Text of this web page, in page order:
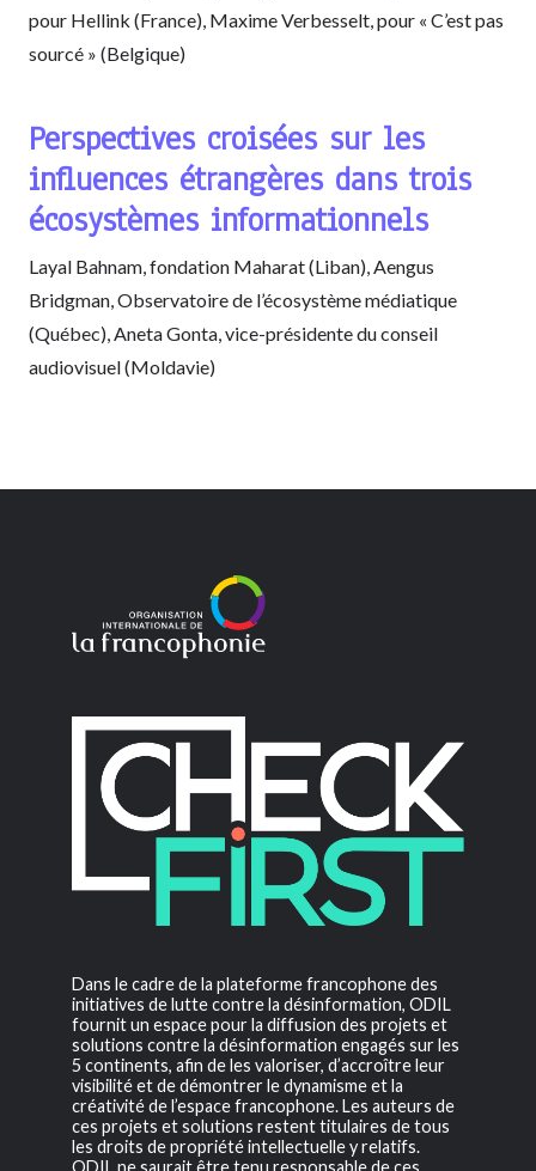
pour Hellink (France), Maxime Verbesselt, pour « C’est pas
sourcé » (Belgique)
Perspectives croisées sur les
influences étrangères dans trois
écosystèmes informationnels
Layal Bahnam, fondation Maharat (Liban), Aengus
Bridgman, Observatoire de l’écosystème médiatique
(Québec), Aneta Gonta, vice-présidente du conseil
audiovisuel (Moldavie)
Dans le cadre de la plateforme francophone des
initiatives de lutte contre la désinformation, ODIL
fournit un espace pour la diffusion des projets et
solutions contre la désinformation engagés sur les
5 continents, afin de les valoriser, d’accroître leur
visibilité et de démontrer le dynamisme et la
créativité de l’espace francophone. Les auteurs de
ces projets et solutions restent titulaires de tous
les droits de propriété intellectuelle y relatifs.
ODIL ne saurait être tenu responsable de ces